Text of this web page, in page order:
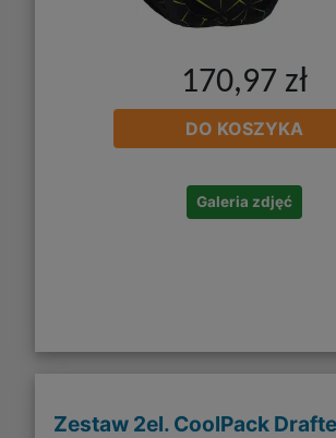
170,97 zł
DO KOSZYKA
Galeria zdjęć
Zestaw 2el. CoolPack